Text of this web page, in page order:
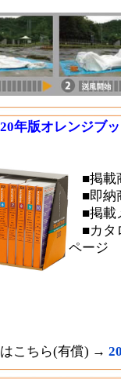
年版オレンジブ
■掲載
■即納
■掲載
■カタ
ページ
こちら(有償) →